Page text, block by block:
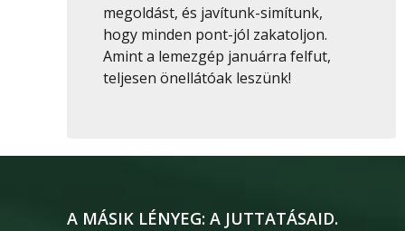
megoldást, és javítunk-simítunk,
hogy minden pont-jól zakatoljon.
Amint a lemezgép januárra felfut,
teljesen önellátóak leszünk!
A MÁSIK LÉNYEG: A JUTTATÁSAID.